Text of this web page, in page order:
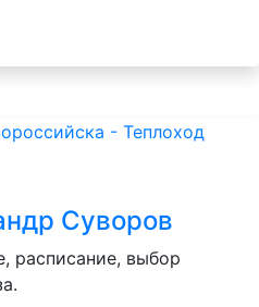
Суворов
расписание, выбор